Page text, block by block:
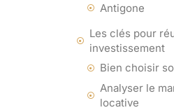
Antigone
Les clés pour
investissement
Bien choisir
Analyser le
locative